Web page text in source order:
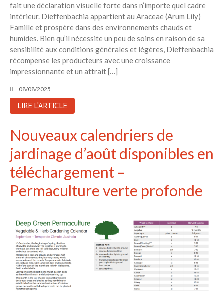
fait une déclaration visuelle forte dans n’importe quel cadre
intérieur. Dieffenbachia appartient au Araceae (Arum Lily)
Famille et prospère dans des environnements chauds et
humides. Bien qu’il nécessite un peu de soins en raison de sa
sensibilité aux conditions générales et légères, Dieffenbachia
récompense les producteurs avec une croissance
impressionnante et un attrait […]
08/08/2025
LIRE L'ARTICLE
Nouveaux calendriers de
jardinage d’août disponibles en
téléchargement –
Permaculture verte profonde